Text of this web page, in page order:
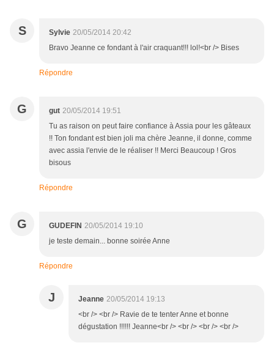
S Sylvie 20/05/2014 20:42
Bravo Jeanne ce fondant à l'air craquant!!! lol!<br /> Bises
Répondre
G gut 20/05/2014 19:51
Tu as raison on peut faire confiance à Assia pour les gâteaux
!! Ton fondant est bien joli ma chère Jeanne, il donne, comme
avec assia l'envie de le réaliser !! Merci Beaucoup ! Gros
bisous
Répondre
G GUDEFIN 20/05/2014 19:10
je teste demain... bonne soirée Anne
Répondre
J Jeanne 20/05/2014 19:13
<br /> <br /> Ravie de te tenter Anne et bonne
dégustation !!!!!! Jeanne<br /> <br /> <br /> <br />